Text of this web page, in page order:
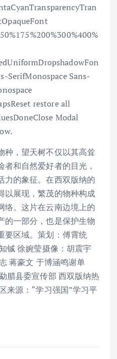
SerifMonospace Sans-
restore all
Modal
种，望天树不仅以其高耸
和自然爱好者的目光，
力的象征。在西双版纳的
以展现，繁茂的物种构成
络。这片在云南边境上的
的一部分，也是保护生物
要区域。策划：傅霄统
铖 徐婉莹摄像：胡震宇
蒋豪文 于博涵鸣谢单
腊县委宣传部 西双版纳热
来源：“学习强国”学习平